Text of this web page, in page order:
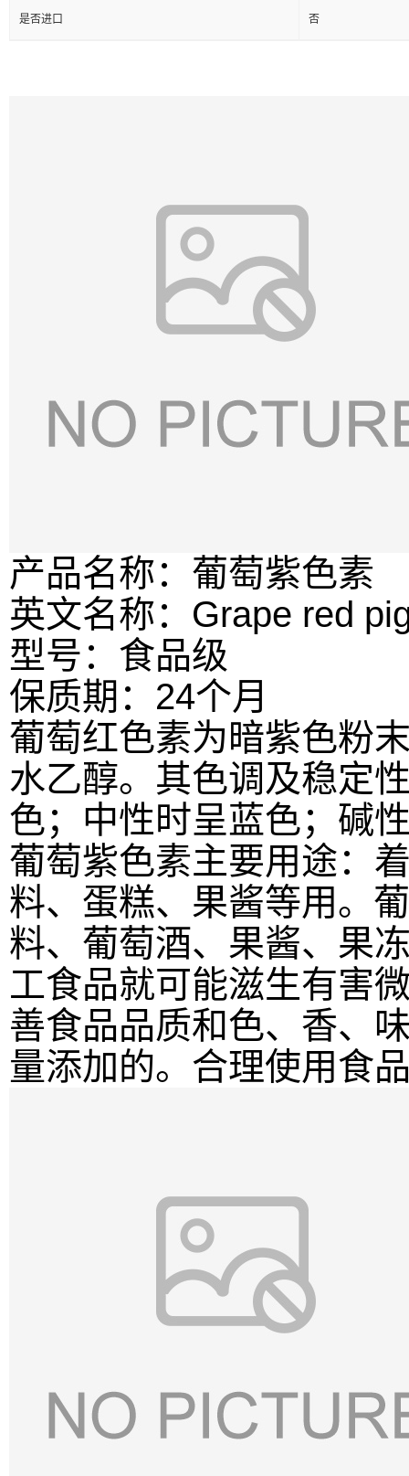
是否进口 否
产品名称：葡萄紫色素
英文名称：Grape red
型号：食品级
保质期：24个月
葡萄红色素为暗紫色粉
水乙醇。其色调及稳定
色；中性时呈蓝色；碱
葡萄紫色素主要用途：
料、蛋糕、果酱等用。
料、葡萄酒、果酱、果
工食品就可能滋生有害
善食品品质和色、香、
量添加的。合理使用食